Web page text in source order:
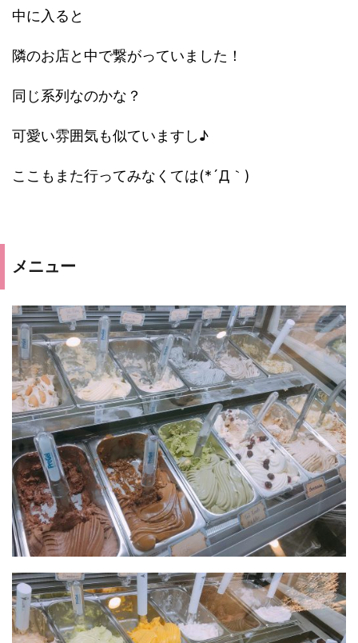
中に入ると
隣のお店と中で繋がっていました！
同じ系列なのかな？
可愛い雰囲気も似ていますし♪
ここもまた行ってみなくては(*´Д｀)
メニュー